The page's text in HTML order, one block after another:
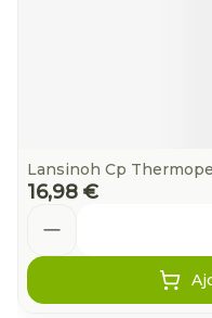
Lansinoh Cp
16,98 €